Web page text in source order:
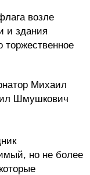
возле
и здания
торжественное
Михаил
Шмушкович
но не более